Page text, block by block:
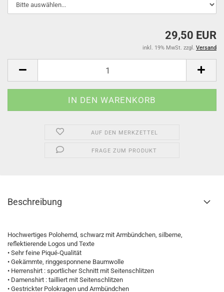
29,50 EUR
inkl. 19% MwSt. zzgl. Versand
AUF DEN MERKZETTEL
FRAGE ZUM PRODUKT
Beschreibung
Hochwertiges Polohemd, schwarz mit Armbündchen, silberne,
reflektierende Logos und Texte
• Sehr feine Piqué-Qualität
• Gekämmte, ringgesponnene Baumwolle
• Herrenshirt : sportlicher Schnitt mit Seitenschlitzen
• Damenshirt : tailliert mit Seitenschlitzen
• Gestrickter Polokragen und Armbündchen